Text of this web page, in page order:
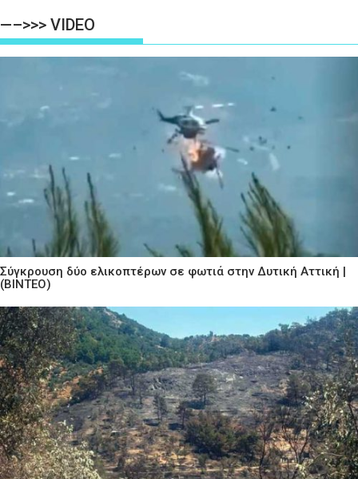
—–>>> VIDEO
Σύγκρουση δύο ελικοπτέρων σε φωτιά στην Δυτική Αττική |
(ΒΙΝΤΕΟ)